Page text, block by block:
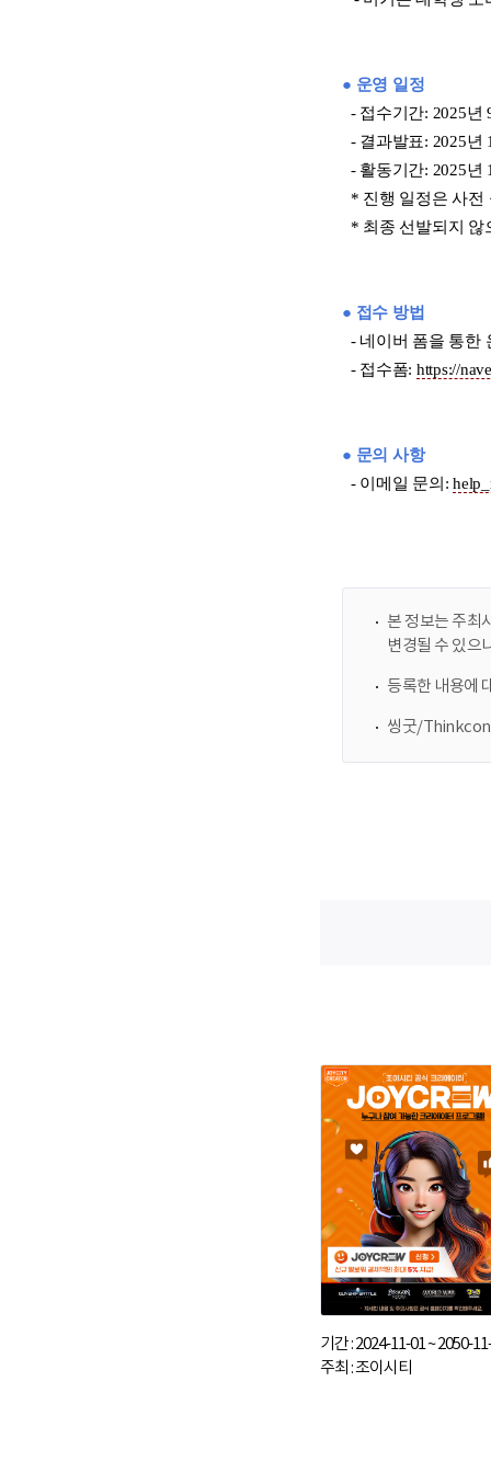
본 정보는 주최
변경될 수 있으
등록한 내용에
씽굿/
기간 : 2024-11-01 ~ 2050-
주최 : 조이시티